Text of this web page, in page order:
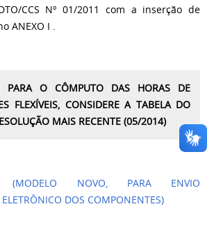
CCS Nº 01/2011 com a inserção de
ANEXO I .
PARA O CÔMPUTO DAS HORAS DE
FLEXÍVEIS, CONSIDERE A TABELA DO
MAIS RECENTE (05/2014)
(MODELO NOVO, PARA ENVIO
DOS COMPONENTES)